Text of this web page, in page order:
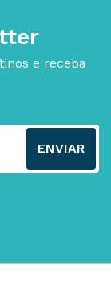
e receba
ENVIAR